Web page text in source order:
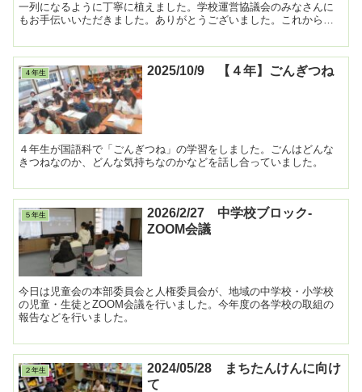
一列になるように丁寧に植えました。学校運営協議会のみなさんに
もお手伝いいただきました。ありがとうございました。これからの
４年生 2025/10/9 【４年】ごんぎつね
４年生が国語科で「ごんぎつね」の学習をしました。ごんはどんな
きつねなのか、どんな気持ちなのかなどを話し合っていました。
５年生
2026/2/27 中学校ブロック-
ZOOM会議
今日は児童会の本部委員会と人権委員会が、地域の中学校・小学校
の児童・生徒とZOOM会議を行いました。今年度の各学校の取組の
報告などを行いました。
２年生
2024/05/28 まちたんけんに向け
て